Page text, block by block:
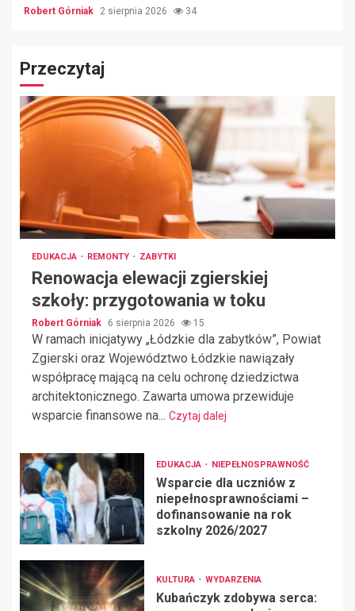
Robert Górniak 2 sierpnia 2026 34
Przeczytaj
EDUKACJA REMONTY ZABYTKI
Renowacja elewacji zgierskiej
szkoły: przygotowania w toku
Robert Górniak 6 sierpnia 2026 15
W ramach inicjatywy „Łódzkie dla zabytków”, Powiat
Zgierski oraz Województwo Łódzkie nawiązały
współpracę mającą na celu ochronę dziedzictwa
architektonicznego. Zawarta umowa przewiduje
wsparcie finansowe na... Czytaj dalej
EDUKACJA NIEPEŁNOSPRAWNOŚĆ
Wsparcie dla uczniów z
niepełnosprawnościami –
dofinansowanie na rok
szkolny 2026/2027
KULTURA WYDARZENIA
Kubańczyk zdobywa serca: